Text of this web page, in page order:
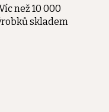
než 10 000
skladem